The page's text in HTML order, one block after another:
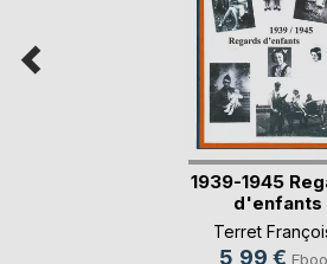
1939-1945
d'enfants
Terret
5,99 €